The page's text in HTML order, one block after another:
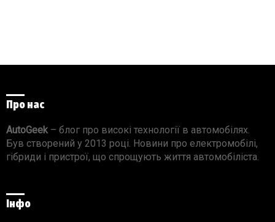
Про нас
AutoGeek– блог про високі технології в автомобілях.
Був створений у 2013 році. Новини про електромобілі,
гібриди і пристрої, що спрощують життя автомобіліста.
Інфо